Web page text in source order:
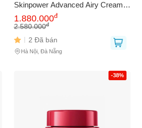
Skinpower Advanced Airy Cream
80g NK chính hãng
1.880.000đ
2.580.000đ
2 Đã bán
Hà Nội, Đà Nẵng
-38%